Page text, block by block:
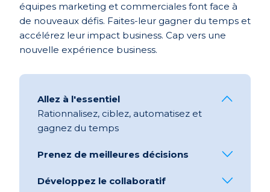
équipes marketing et commerciales font face à
de nouveaux défis. Faites-leur gagner du temps et
accélérez leur impact business. Cap vers une
nouvelle expérience business.
Allez à l'essentiel
Rationnalisez, ciblez, automatisez et
gagnez du temps
Prenez de meilleures décisions
Développez le collaboratif